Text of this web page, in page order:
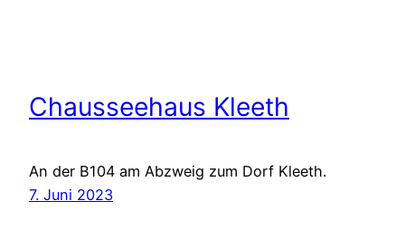
Chausseehaus Kleeth
An der B104 am Abzweig zum Dorf Kleeth.
7. Juni 2023